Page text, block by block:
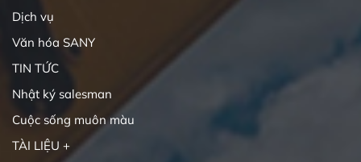
Dịch vụ
Văn hóa SANY
TIN TỨC
Nhật ký salesman
Cuộc sống muôn màu
TÀI LIỆU +